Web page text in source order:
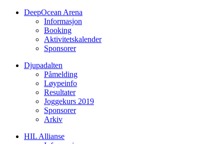
DeepOcean Arena
Informasjon
Booking
Aktivitetskalender
Sponsorer
Djupadalten
Påmelding
Løypeinfo
Resultater
Joggekurs 2019
Sponsorer
Arkiv
HIL Allianse